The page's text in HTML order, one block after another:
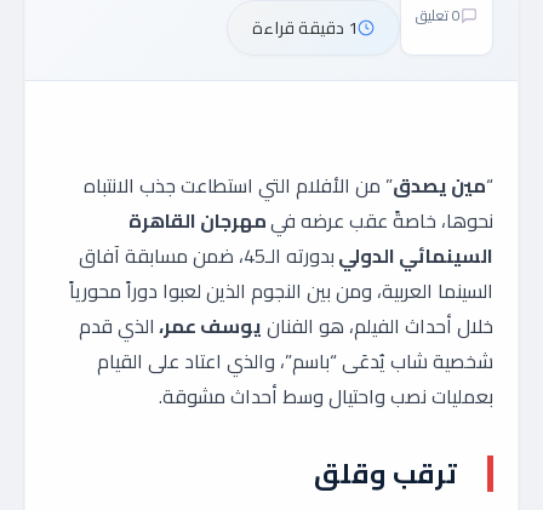
0 تعليق 1 دقيقة قراءة
“مين يصدق” من الأفلام التي استطاعت جذب الانتباه
نحوها، خاصةً عقب عرضه فيمهرجان القاهرة
السينمائي الدولي
بدورته الـ45، ضمن مسابقة آفاق
السينما العربية، ومن بين النجوم الذين لعبوا دوراً محورياً
خلال أحداث الفيلم، هو الفنانيوسف عمر،الذي قدم
شخصية شاب يُدعَى “باسم”، والذي اعتاد على القيام
بعمليات نصب واحتيال وسط أحداث مشوقة.
ترقب وقلق